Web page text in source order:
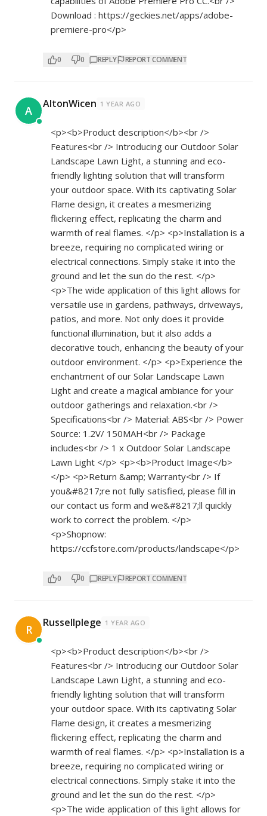
Download : https://geckies.net/apps/adobe-
premiere-pro</p>
0 0 REPLY REPORT COMMENT
A AltonWicen 1 YEAR AGO
<p><b>Product description</b><br />
Features<br /> Introducing our Outdoor Solar
Landscape Lawn Light, a stunning and eco-
friendly lighting solution that will transform
your outdoor space. With its captivating Solar
Flame design, it creates a mesmerizing
flickering effect, replicating the charm and
warmth of real flames. </p> <p>Installation is a
breeze, requiring no complicated wiring or
electrical connections. Simply stake it into the
ground and let the sun do the rest. </p>
<p>The wide application of this light allows for
versatile use in gardens, pathways, driveways,
patios, and more. Not only does it provide
functional illumination, but it also adds a
decorative touch, enhancing the beauty of your
outdoor environment. </p> <p>Experience the
enchantment of our Solar Landscape Lawn
Light and create a magical ambiance for your
outdoor gatherings and relaxation.<br />
Specifications<br /> Material: ABS<br /> Power
Source: 1.2V/ 150MAH<br /> Package
includes<br /> 1 x Outdoor Solar Landscape
Lawn Light </p> <p><b>Product Image</b>
</p> <p>Return &amp; Warranty<br /> If
you&#8217;re not fully satisfied, please fill in
our contact us form and we&#8217;ll quickly
work to correct the problem. </p>
<p>Shopnow:
https://ccfstore.com/products/landscape</p>
0 0 REPLY REPORT COMMENT
R Russellplege 1 YEAR AGO
<p><b>Product description</b><br />
Features<br /> Introducing our Outdoor Solar
Landscape Lawn Light, a stunning and eco-
friendly lighting solution that will transform
your outdoor space. With its captivating Solar
Flame design, it creates a mesmerizing
flickering effect, replicating the charm and
warmth of real flames. </p> <p>Installation is a
breeze, requiring no complicated wiring or
electrical connections. Simply stake it into the
ground and let the sun do the rest. </p>
<p>The wide application of this light allows for